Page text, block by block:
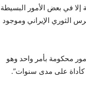
إلا في بعض الأمور البسيطة
الثوري الإيراني وموجود
محكومة بأمر واحد وهو
كأداة على مدى سنوات”.